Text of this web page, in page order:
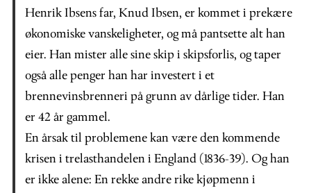
Henrik Ibsens far, Knud Ibsen, er kommet i prekære
økonomiske vanskeligheter, og må pantsette alt han
eier. Han mister alle sine skip i skipsforlis, og taper
også alle penger han har investert i et
brennevinsbrenneri på grunn av dårlige tider. Han
er 42 år gammel.
En årsak til problemene kan være den kommende
krisen i trelasthandelen i England (1836-39). Og han
er ikke alene: En rekke andre rike kjøpmenn i